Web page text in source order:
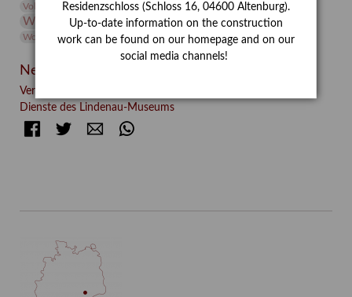
Volontariat
Walter Rheiner Weihnachten Werefkin
Werkbetrachtung Winter Wissenschaft
Wolf and Dog
Wolf und Hund
Zirkuswoche
Neueste Beiträge
Verschenkt, verkauft, vergessen? – Kunstdetektivinnen im
Dienste des Lindenau-Museums
FacebookTwitter E-mail
Residenzschloss (Schloss 16, 04600 Altenburg).
Up-to-date information on the construction
work can be found on our homepage and on our
social media channels!